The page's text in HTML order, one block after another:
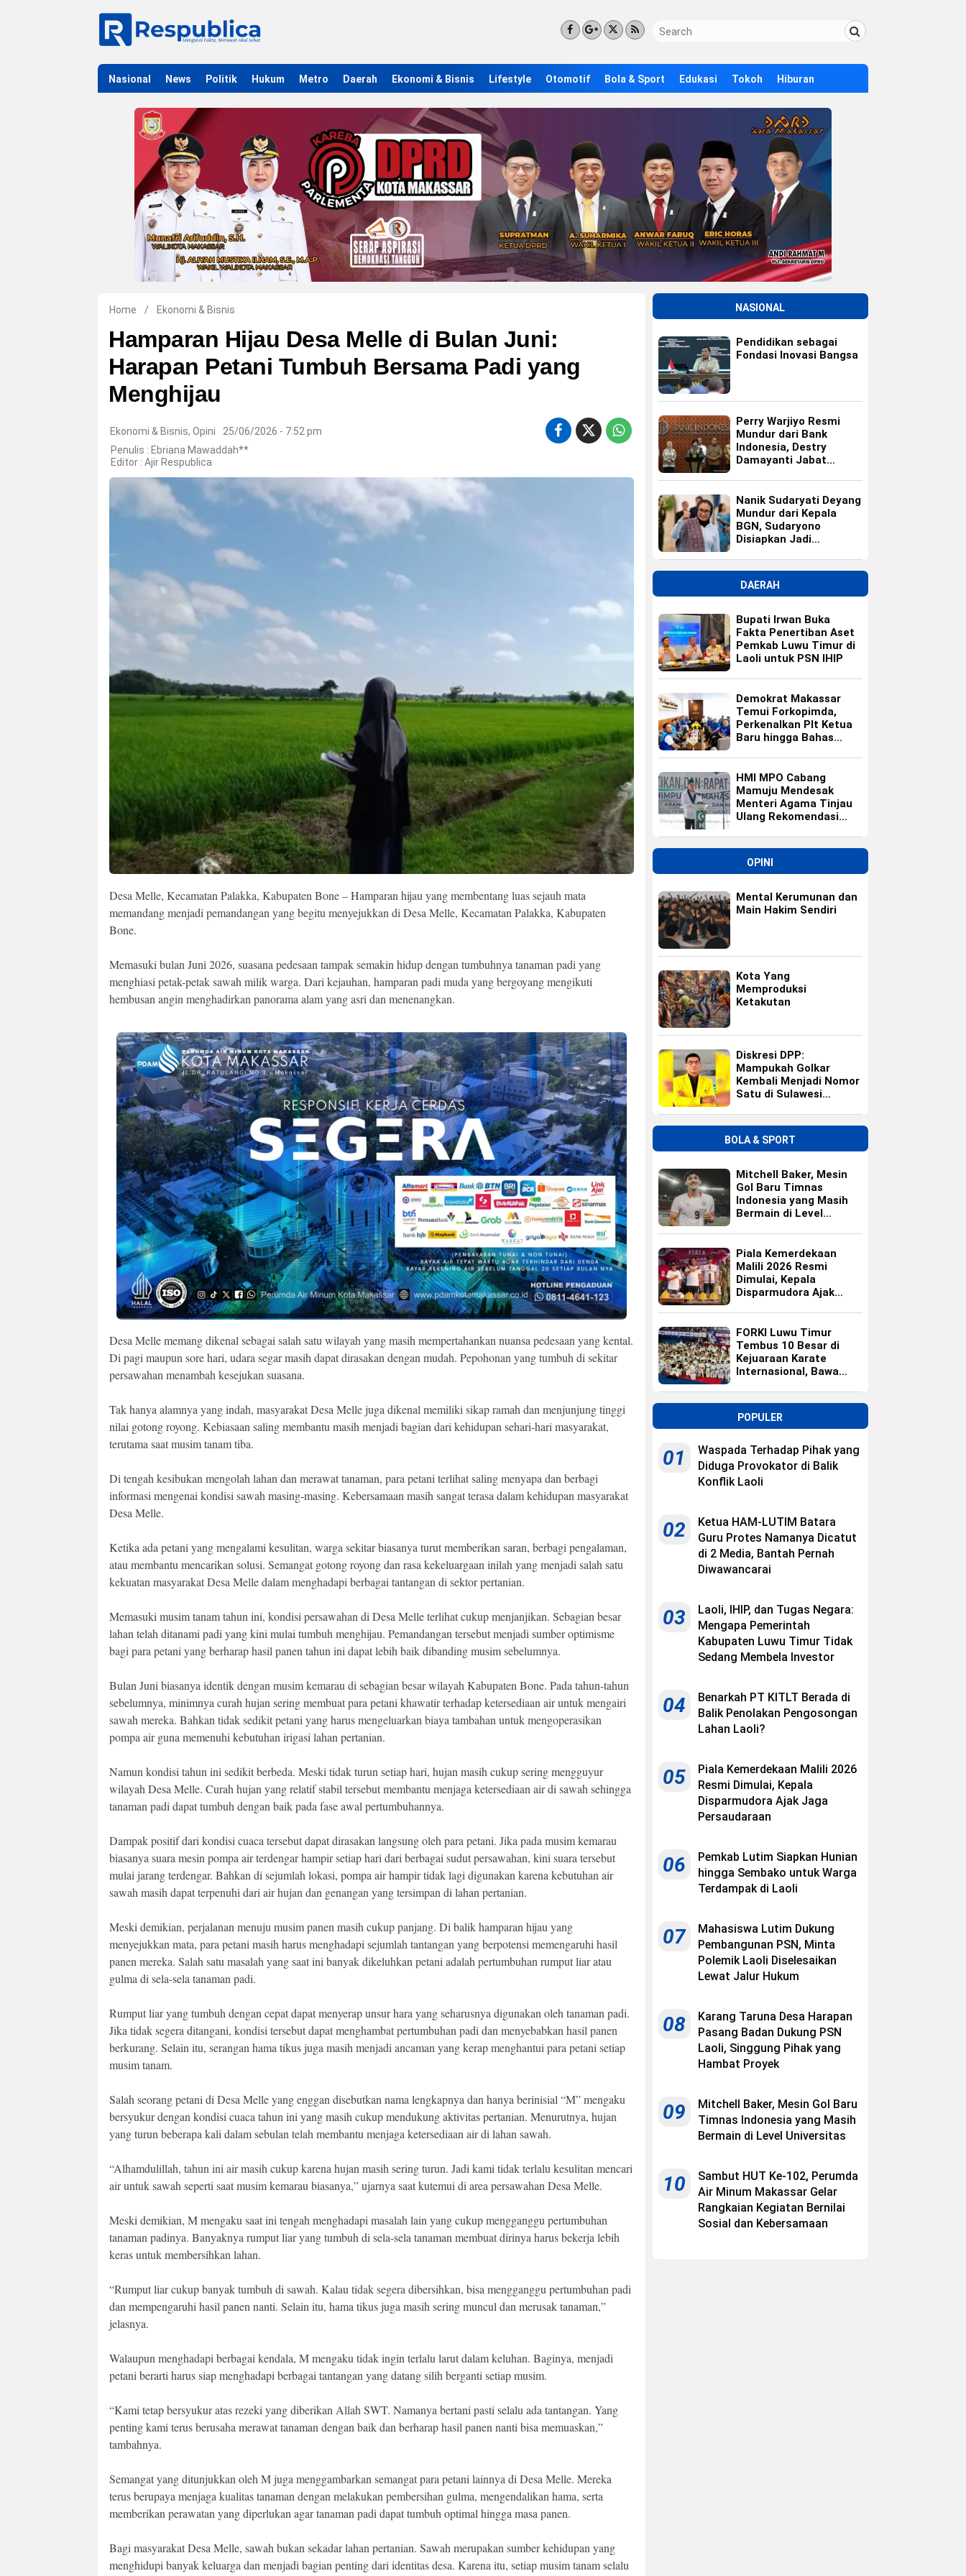
Nasional News Politik Hukum Metro Daerah Ekonomi & Bisnis Lifestyle Otomotif Bola & Sport Edukasi Tokoh Hiburan
Home / Ekonomi & Bisnis
Hamparan Hijau Desa Melle di Bulan Juni:
Harapan Petani Tumbuh Bersama Padi yang
Menghijau
Ekonomi & Bisnis, Opini
25/06/2026 - 7:52 pm
Penulis : Ebriana Mawaddah**
Editor : Ajir Respublica
Desa Melle, Kecamatan Palakka, Kabupaten Bone – Hamparan hijau yang membentang luas sejauh mata
memandang menjadi pemandangan yang begitu menyejukkan di Desa Melle, Kecamatan Palakka, Kabupaten
Bone.
Memasuki bulan Juni 2026, suasana pedesaan tampak semakin hidup dengan tumbuhnya tanaman padi yang
menghiasi petak-petak sawah milik warga. Dari kejauhan, hamparan padi muda yang bergoyang mengikuti
hembusan angin menghadirkan panorama alam yang asri dan menenangkan.
Desa Melle memang dikenal sebagai salah satu wilayah yang masih mempertahankan nuansa pedesaan yang kental.
Di pagi maupun sore hari, udara segar masih dapat dirasakan dengan mudah. Pepohonan yang tumbuh di sekitar
persawahan menambah kesejukan suasana.
Tak hanya alamnya yang indah, masyarakat Desa Melle juga dikenal memiliki sikap ramah dan menjunjung tinggi
nilai gotong royong. Kebiasaan saling membantu masih menjadi bagian dari kehidupan sehari-hari masyarakat,
terutama saat musim tanam tiba.
Di tengah kesibukan mengolah lahan dan merawat tanaman, para petani terlihat saling menyapa dan berbagi
informasi mengenai kondisi sawah masing-masing. Kebersamaan masih sangat terasa dalam kehidupan masyarakat
Desa Melle.
Ketika ada petani yang mengalami kesulitan, warga sekitar biasanya turut memberikan saran, berbagi pengalaman,
atau membantu mencarikan solusi. Semangat gotong royong dan rasa kekeluargaan inilah yang menjadi salah satu
kekuatan masyarakat Desa Melle dalam menghadapi berbagai tantangan di sektor pertanian.
Memasuki musim tanam tahun ini, kondisi persawahan di Desa Melle terlihat cukup menjanjikan. Sebagian besar
lahan telah ditanami padi yang kini mulai tumbuh menghijau. Pemandangan tersebut menjadi sumber optimisme
bagi para petani yang berharap hasil panen tahun ini dapat lebih baik dibanding musim sebelumnya.
Bulan Juni biasanya identik dengan musim kemarau di sebagian besar wilayah Kabupaten Bone. Pada tahun-tahun
sebelumnya, minimnya curah hujan sering membuat para petani khawatir terhadap ketersediaan air untuk mengairi
sawah mereka. Bahkan tidak sedikit petani yang harus mengeluarkan biaya tambahan untuk mengoperasikan
pompa air guna memenuhi kebutuhan irigasi lahan pertanian.
Namun kondisi tahun ini sedikit berbeda. Meski tidak turun setiap hari, hujan masih cukup sering mengguyur
wilayah Desa Melle. Curah hujan yang relatif stabil tersebut membantu menjaga ketersediaan air di sawah sehingga
tanaman padi dapat tumbuh dengan baik pada fase awal pertumbuhannya.
Dampak positif dari kondisi cuaca tersebut dapat dirasakan langsung oleh para petani. Jika pada musim kemarau
biasanya suara mesin pompa air terdengar hampir setiap hari dari berbagai sudut persawahan, kini suara tersebut
mulai jarang terdengar. Bahkan di sejumlah lokasi, pompa air hampir tidak lagi digunakan karena kebutuhan air
sawah masih dapat terpenuhi dari air hujan dan genangan yang tersimpan di lahan pertanian.
Meski demikian, perjalanan menuju musim panen masih cukup panjang. Di balik hamparan hijau yang
menyejukkan mata, para petani masih harus menghadapi sejumlah tantangan yang berpotensi memengaruhi hasil
panen mereka. Salah satu masalah yang saat ini banyak dikeluhkan petani adalah pertumbuhan rumput liar atau
gulma di sela-sela tanaman padi.
Rumput liar yang tumbuh dengan cepat dapat menyerap unsur hara yang seharusnya digunakan oleh tanaman padi.
Jika tidak segera ditangani, kondisi tersebut dapat menghambat pertumbuhan padi dan menyebabkan hasil panen
berkurang. Selain itu, serangan hama tikus juga masih menjadi ancaman yang kerap menghantui para petani setiap
musim tanam.
Salah seorang petani di Desa Melle yang enggan disebutkan nama lengkapnya dan hanya berinisial “M” mengaku
bersyukur dengan kondisi cuaca tahun ini yang masih cukup mendukung aktivitas pertanian. Menurutnya, hujan
yang turun beberapa kali dalam sebulan telah membantu menjaga ketersediaan air di lahan sawah.
“Alhamdulillah, tahun ini air masih cukup karena hujan masih sering turun. Jadi kami tidak terlalu kesulitan mencari
air untuk sawah seperti saat musim kemarau biasanya,” ujarnya saat kutemui di area persawahan Desa Melle.
Meski demikian, M mengaku saat ini tengah menghadapi masalah lain yang cukup mengganggu pertumbuhan
tanaman padinya. Banyaknya rumput liar yang tumbuh di sela-sela tanaman membuat dirinya harus bekerja lebih
keras untuk membersihkan lahan.
“Rumput liar cukup banyak tumbuh di sawah. Kalau tidak segera dibersihkan, bisa mengganggu pertumbuhan padi
dan mempengaruhi hasil panen nanti. Selain itu, hama tikus juga masih sering muncul dan merusak tanaman,”
jelasnya.
Walaupun menghadapi berbagai kendala, M mengaku tidak ingin terlalu larut dalam keluhan. Baginya, menjadi
petani berarti harus siap menghadapi berbagai tantangan yang datang silih berganti setiap musim.
“Kami tetap bersyukur atas rezeki yang diberikan Allah SWT. Namanya bertani pasti selalu ada tantangan. Yang
penting kami terus berusaha merawat tanaman dengan baik dan berharap hasil panen nanti bisa memuaskan,”
tambahnya.
Semangat yang ditunjukkan oleh M juga menggambarkan semangat para petani lainnya di Desa Melle. Mereka
terus berupaya menjaga kualitas tanaman dengan melakukan pembersihan gulma, mengendalikan hama, serta
memberikan perawatan yang diperlukan agar tanaman padi dapat tumbuh optimal hingga masa panen.
Bagi masyarakat Desa Melle, sawah bukan sekadar lahan pertanian. Sawah merupakan sumber kehidupan yang
menghidupi banyak keluarga dan menjadi bagian penting dari identitas desa. Karena itu, setiap musim tanam selalu
NASIONAL
Pendidikan sebagai
Fondasi Inovasi Bangsa
Perry Warjiyo Resmi
Mundur dari Bank
Indonesia, Destry
Damayanti Jabat
Nanik Sudaryati Deyang
Mundur dari Kepala
BGN, Sudaryono
Disiapkan Jadi
DAERAH
Bupati Irwan Buka
Fakta Penertiban Aset
Pemkab Luwu Timur di
Laoli untuk PSN IHIP
Demokrat Makassar
Temui Forkopimda,
Perkenalkan Plt Ketua
Baru hingga Bahas
HMI MPO Cabang
Mamuju Mendesak
Menteri Agama Tinjau
Ulang Rekomendasi
OPINI
Mental Kerumunan dan
Main Hakim Sendiri
Kota Yang
Memproduksi
Ketakutan
Diskresi DPP:
Mampukah Golkar
Kembali Menjadi Nomor
Satu di Sulawesi
BOLA & SPORT
Mitchell Baker, Mesin
Gol Baru Timnas
Indonesia yang Masih
Bermain di Level
Piala Kemerdekaan
Malili 2026 Resmi
Dimulai, Kepala
Disparmudora Ajak
FORKI Luwu Timur
Tembus 10 Besar di
Kejuaraan Karate
Internasional, Bawa
POPULER
01
Waspada Terhadap Pihak yang
Diduga Provokator di Balik
Konflik Laoli
02
Ketua HAM-LUTIM Batara
Guru Protes Namanya Dicatut
di 2 Media, Bantah Pernah
Diwawancarai
03
Laoli, IHIP, dan Tugas Negara:
Mengapa Pemerintah
Kabupaten Luwu Timur Tidak
Sedang Membela Investor
04
Benarkah PT KITLT Berada di
Balik Penolakan Pengosongan
Lahan Laoli?
05
Piala Kemerdekaan Malili 2026
Resmi Dimulai, Kepala
Disparmudora Ajak Jaga
Persaudaraan
06
Pemkab Lutim Siapkan Hunian
hingga Sembako untuk Warga
Terdampak di Laoli
07
Mahasiswa Lutim Dukung
Pembangunan PSN, Minta
Polemik Laoli Diselesaikan
Lewat Jalur Hukum
08
Karang Taruna Desa Harapan
Pasang Badan Dukung PSN
Laoli, Singgung Pihak yang
Hambat Proyek
09
Mitchell Baker, Mesin Gol Baru
Timnas Indonesia yang Masih
Bermain di Level Universitas
10
Sambut HUT Ke-102, Perumda
Air Minum Makassar Gelar
Rangkaian Kegiatan Bernilai
Sosial dan Kebersamaan